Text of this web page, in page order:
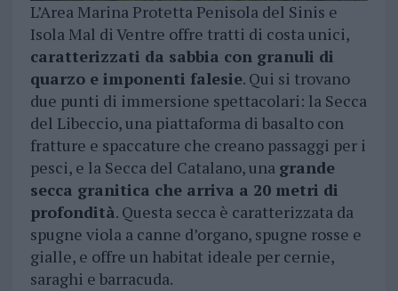
L’Area Marina Protetta Penisola del Sinis e
Isola Mal di Ventre offre tratti di costa unici,
caratterizzati da sabbia con granuli di
quarzo e imponenti falesie. Qui si trovano
due punti di immersione spettacolari: la Secca
del Libeccio, una piattaforma di basalto con
fratture e spaccature che creano passaggi per i
pesci, e la Secca del Catalano, una grande
secca granitica che arriva a 20 metri di
profondità. Questa secca è caratterizzata da
spugne viola a canne d’organo, spugne rosse e
gialle, e offre un habitat ideale per cernie,
saraghi e barracuda.